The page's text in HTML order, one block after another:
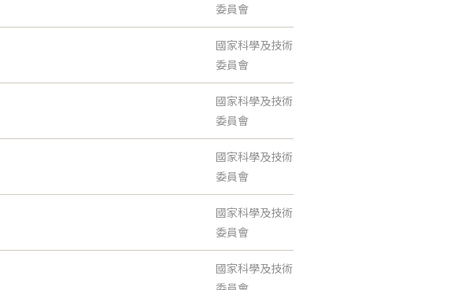
委員會
國家科學及技術
委員會
國家科學及技術
委員會
國家科學及技術
委員會
國家科學及技術
委員會
國家科學及技術